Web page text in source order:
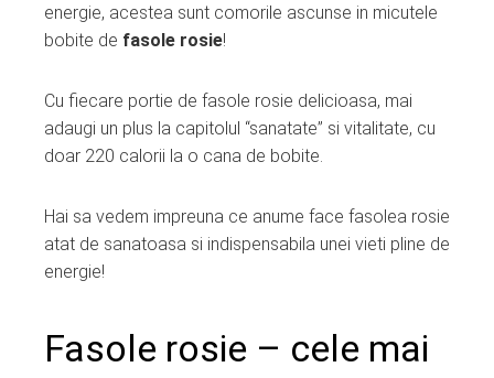
energie, acestea sunt comorile ascunse in micutele
bobite de fasole rosie!
Cu fiecare portie de fasole rosie delicioasa, mai
adaugi un plus la capitolul “sanatate” si vitalitate, cu
doar 220 calorii la o cana de bobite.
Hai sa vedem impreuna ce anume face fasolea rosie
atat de sanatoasa si indispensabila unei vieti pline de
energie!
Fasole rosie – cele mai